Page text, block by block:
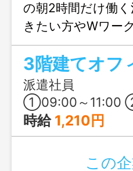
の朝2時間だけ働
きたい方やWワー
ったり。お問合せ
でお気軽にご連絡
3階建てオフ
派遣社員
①09:00～11:00 ②08:00～13:00(木曜出勤
時給 1,210円
この